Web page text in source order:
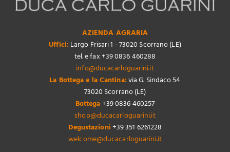
AZIENDA AGRARIA
Uffici: Largo Frisari 1 - 73020 Scorrano (LE)
tel. e fax +39 0836 460288
info@ducacarloguarini.it
La Bottega e la Cantina:via G. Sindaco 54
73020 Scorrano (LE)
Bottega+39 0836 460257
shop@ducacarloguarini.it
Degustazioni+39 351 6261228
welcome@ducacarloguarini.it